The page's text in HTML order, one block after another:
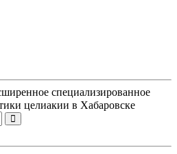
специализированное
целиакии в Хабаровске